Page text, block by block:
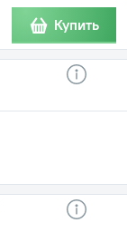
Купить